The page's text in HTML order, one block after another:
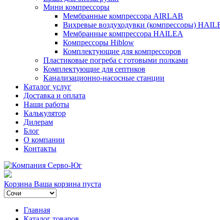
Мини компрессоры
Мембранные компрессора AIRLAB
Вихревые воздуходувки (компрессоры)
Мембранные компрессора HAILEA
Компрессоры Hiblow
Комплектующие для компрессоров
Пластиковые погреба с готовыми полками
Комплектующие для септиков
Канализационно-насосные станции
Каталог услуг
Доставка и оплата
Наши работы
Калькулятор
Дилерам
Блог
О компании
Контакты
Корзина Ваша корзина пуста
Главная